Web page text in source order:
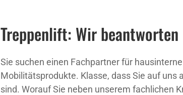
Treppenlift: Wir beantworten
Sie suchen einen Fachpartner für
Mobilitätsprodukte. Klasse, dass Sie auf uns
sind. Worauf Sie neben unserem fachlichen